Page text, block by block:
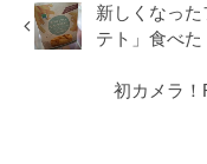
新しくなっ
テト」食べた
初カメラ